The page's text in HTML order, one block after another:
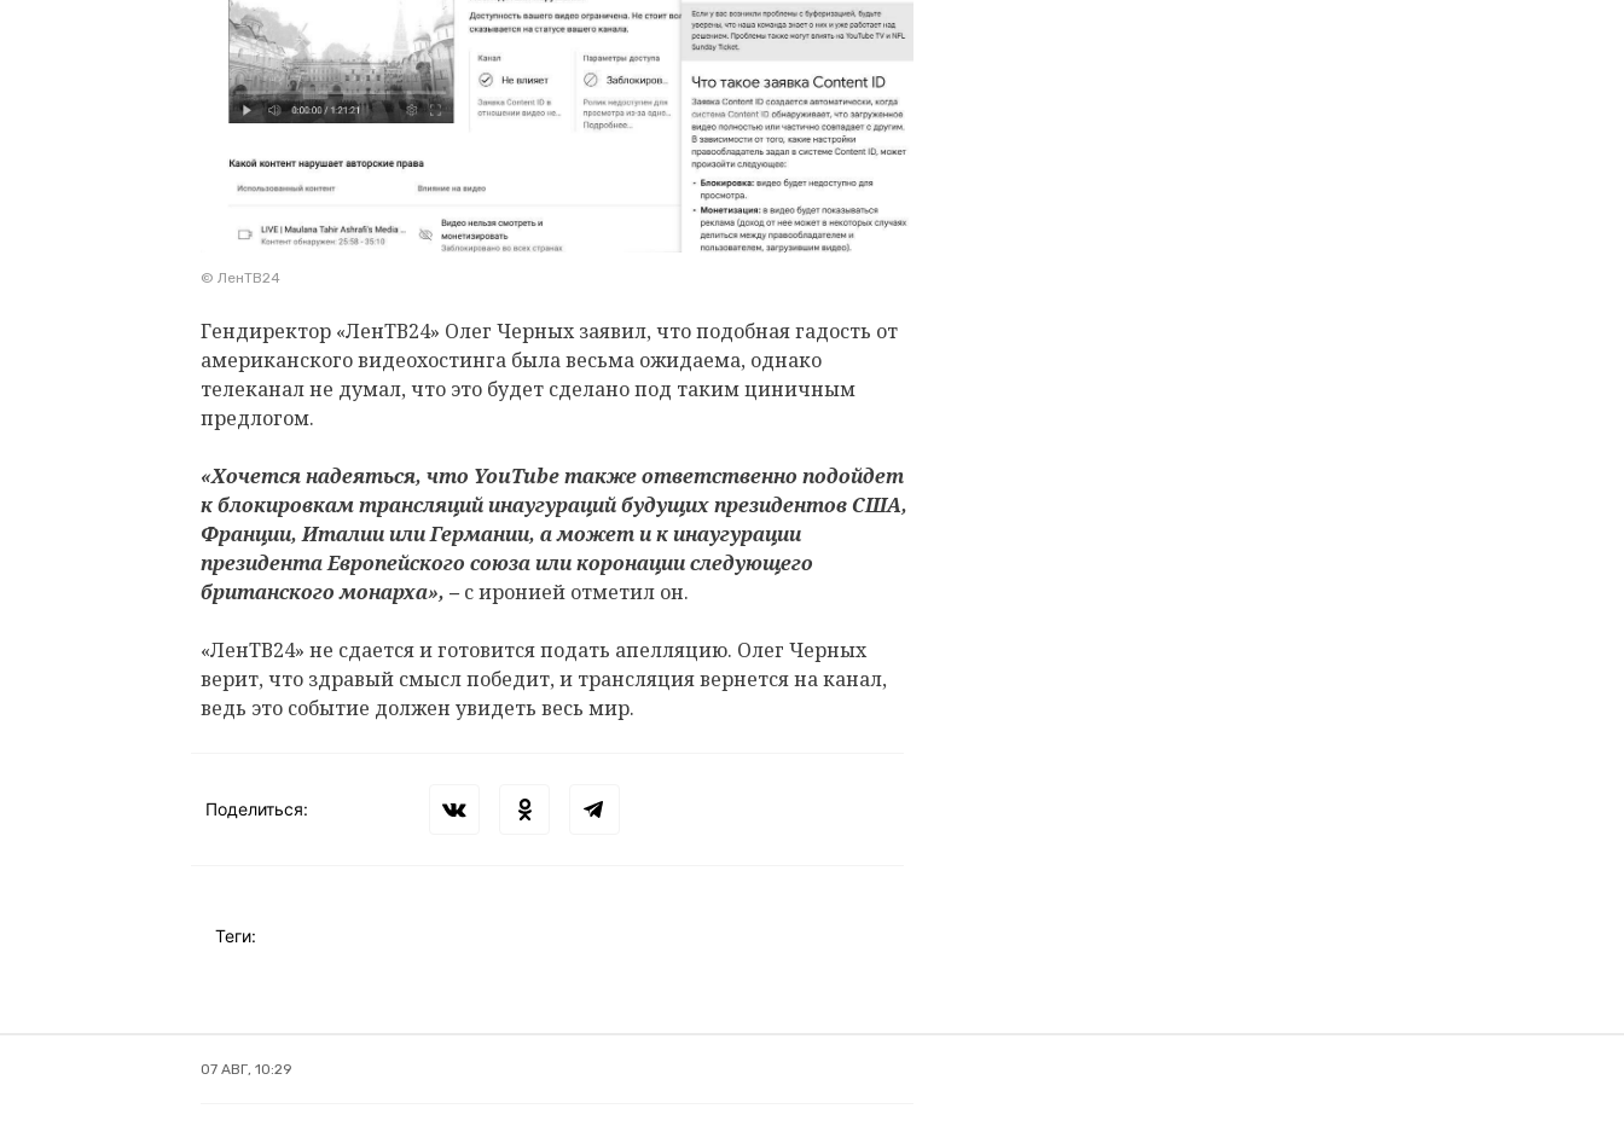
© ЛенТВ24
Гендиректор «ЛенТВ24» Олег Черных заявил, что подобная гадость от
американского видеохостинга была весьма ожидаема, однако
телеканал не думал, что это будет сделано под таким циничным
предлогом.
«Хочется надеяться, что YouTube также ответственно подойдет
к блокировкам трансляций инаугураций будущих президентов США,
Франции, Италии или Германии, а может и к инаугурации
президента Европейского союза или коронации следующего
британского монарха», – с иронией отметил он.
«ЛенТВ24» не сдается и готовится подать апелляцию. Олег Черных
верит, что здравый смысл победит, и трансляция вернется на канал,
ведь это событие должен увидеть весь мир.
Поделиться:
Теги:
07 АВГ, 10:29